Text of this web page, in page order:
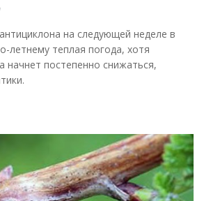
на следующей неделе в
летнему теплая погода, хотя
начнет постепенно снижаться,